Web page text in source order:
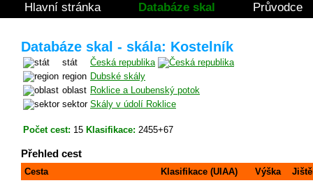
Hlavní stránka Databáze skal Průvodce
Databáze skal - skála: Kostelník
stát
Česká republika
region Dubské skály
oblast Roklice a Loubenský potok
sektor Skály v údolí Roklice
Počet cest: 15 Klasifikace: 2455+67
Přehled cest
Cesta Klasifikace (UIAA) Výška